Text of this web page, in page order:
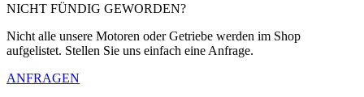
NICHT FÜNDIG GEWORDEN?
Nicht alle unsere Motoren oder Getriebe werden im Shop
aufgelistet. Stellen Sie uns einfach eine Anfrage.
ANFRAGEN